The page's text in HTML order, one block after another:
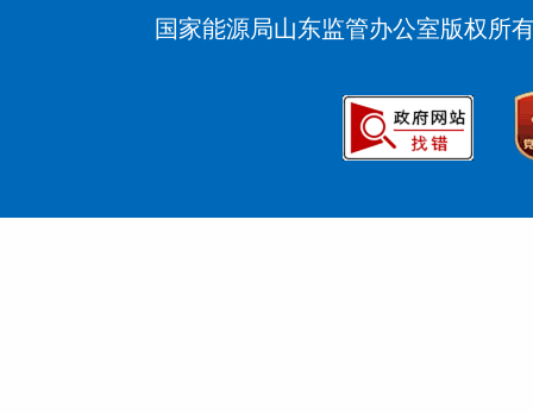
国家能源局山东监管办公室版权所